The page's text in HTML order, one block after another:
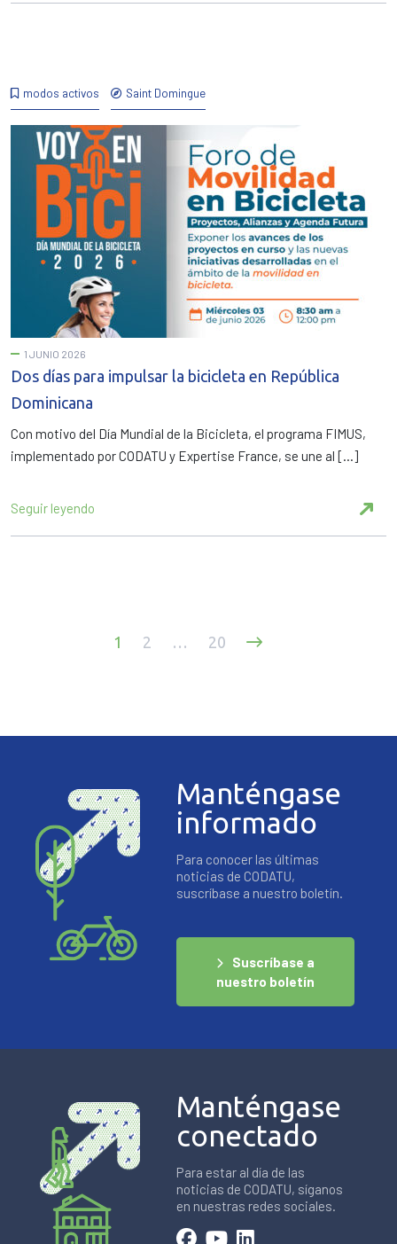
modos activos Saint Domingue
1 JUNIO 2026
Dos días para impulsar la bicicleta en República
Dominicana
Con motivo del Día Mundial de la Bicicleta, el programa FIMUS,
implementado por CODATU y Expertise France, se une al […]
Seguir leyendo
Paginación
1 2 … 20
Manténgase
informado
Para conocer las últimas
noticias de CODATU,
suscríbase a nuestro boletín.
Suscríbase a
nuestro boletín
Manténgase
conectado
Para estar al día de las
noticias de CODATU, síganos
en nuestras redes sociales.